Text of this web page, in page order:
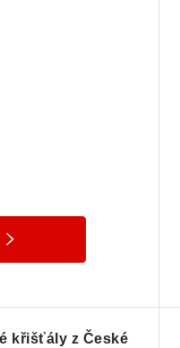
křišťály z České